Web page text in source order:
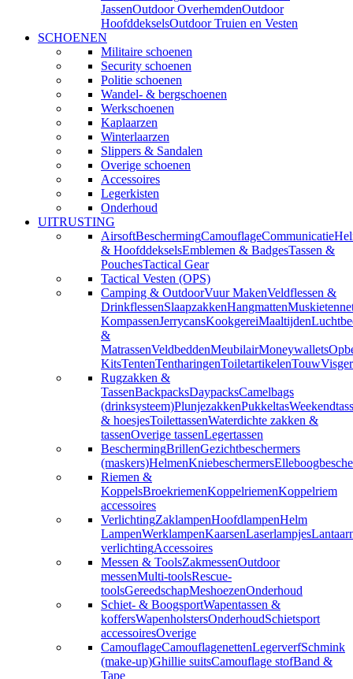
JassenOutdoor OverhemdenOutdoor
HoofddekselsOutdoor Truien en Vesten
SCHOENEN
Militaire schoenen
Security schoenen
Politie schoenen
Wandel- & bergschoenen
Werkschoenen
Kaplaarzen
Winterlaarzen
Slippers & Sandalen
Overige schoenen
Accessoires
Legerkisten
Onderhoud
UITRUSTING
AirsoftBeschermingCamouflageCommunicatie
& HoofddekselsEmblemen & BadgesTassen &
PouchesTactical Gear
Tactical Vesten (OPS)
Camping & OutdoorVuur MakenVeldflessen &
DrinkflessenSlaapzakkenHangmatten
KompassenJerrycansKookgereiMaaltijden
&
MatrassenVeldbeddenMeubilairMoneywallets
KitsTentenTentharingenToiletartikelenTouw
Rugzakken &
TassenBackpacksDaypacksCamelbags
(drinksysteem)PlunjezakkenPukkeltas
& hoesjesToilettassenWaterdichte zakken &
tassenOverige tassenLegertassen
BeschermingBrillenGezichtbeschermers
(maskers)HelmenKniebeschermers
Riemen &
KoppelsBroekriemenKoppelriemenKoppelriem
accessoires
VerlichtingZaklampenHoofdlampenHelm
LampenWerklampenKaarsenLaserlampjes
verlichtingAccessoires
Messen & ToolsZakmessenOutdoor
messenMulti-toolsRescue-
toolsGereedschapMeshoezenOnderhoud
Schiet- & BoogsportWapentassen &
koffersWapenholstersOnderhoudSchietsport
accessoiresOverige
CamouflageCamouflagenettenLegerverfSchmink
(make-up)Ghillie suitsCamouflage stofBand &
Tape